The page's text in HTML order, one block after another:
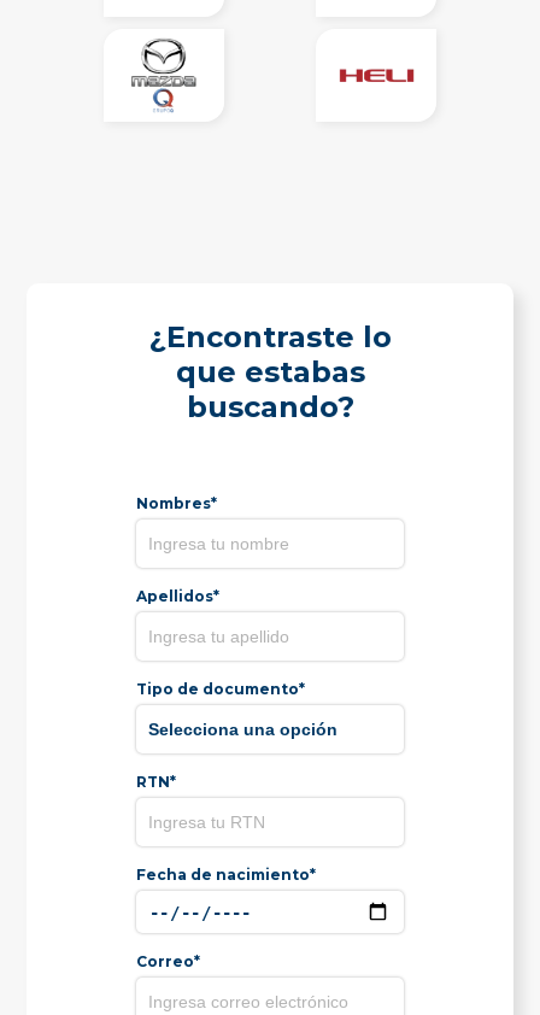
¿Encontraste lo
que estabas
buscando?
Nombres*
Apellidos*
Tipo de documento*
RTN*
Fecha de nacimiento*
Correo*